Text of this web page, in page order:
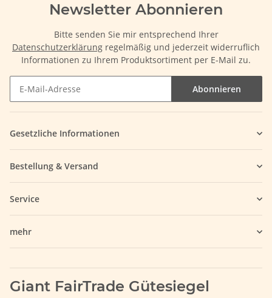
Newsletter Abonnieren
Bitte senden Sie mir entsprechend Ihrer
Datenschutzerklärung regelmäßig und jederzeit widerruflich
Informationen zu Ihrem Produktsortiment per E-Mail zu.
Abonnieren
Gesetzliche Informationen
Bestellung & Versand
Service
mehr
Giant FairTrade Gütesiegel